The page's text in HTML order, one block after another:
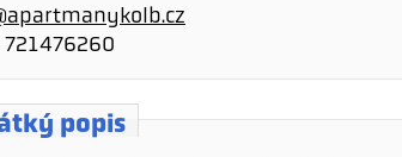
721476260
popis